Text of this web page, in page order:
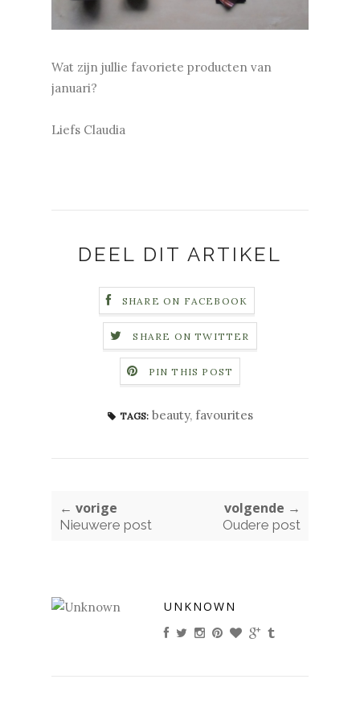
Wat zijn jullie favoriete producten van
januari?
Liefs Claudia
DEEL DIT ARTIKEL
SHARE ON FACEBOOK
SHARE ON TWITTER
PIN THIS POST
TAGS: beauty, favourites
← vorige
Nieuwere post
volgende →
Oudere post
UNKNOWN